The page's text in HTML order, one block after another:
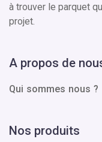
à trouver le parquet
projet.
A propos de
Qui sommes nous ?
Nos produits